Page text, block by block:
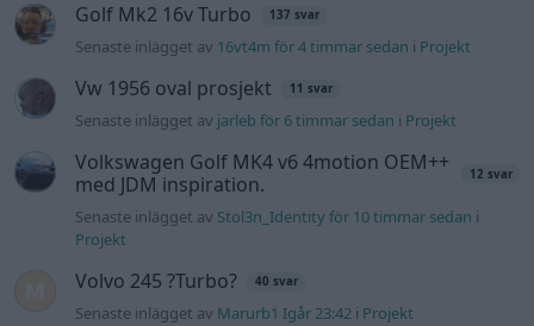
Golf Mk2 16v Turbo 137 svar
Senaste inlägget av 16vt4m för 4 timmar sedan i Projekt
Vw 1956 oval prosjekt 11 svar
Senaste inlägget av jarleb för 6 timmar sedan i Projekt
Volkswagen Golf MK4 v6 4motion OEM++
med JDM inspiration.
12 svar
Senaste inlägget av Stol3n_Identity för 10 timmar sedan i
Projekt
Volvo 245 ?Turbo? 40 svar
Senaste inlägget av Marurb1 Igår 23:42 i Projekt